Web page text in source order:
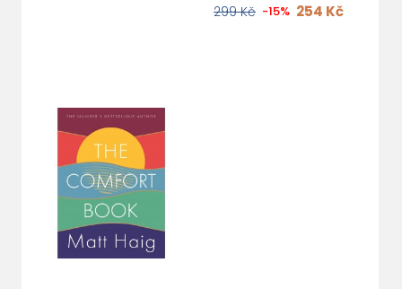
299 Kč -15% 254 Kč